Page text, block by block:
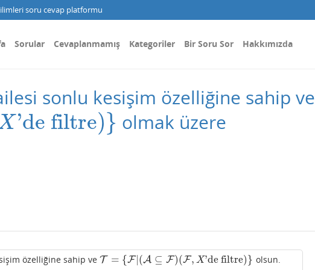
soru cevap platformu
Sorular Cevaplanmamış Kategoriler Bir Soru Sor Hakkımızda
sonlu kesişim özelliğine sahip ve
'de filtre)} olmak üzere
özelliğine sahip ve T = {F| (A ⊆ F)(F, X'de filtre)}
T= {F| (A⊆F)(F,X'de filtre)} olsun.